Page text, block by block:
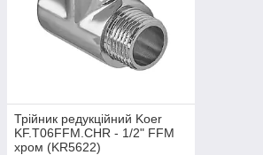
Трійник редукційний Koer
KF.T06FFM.CHR - 1/2" FFМ
хром (KR5622)